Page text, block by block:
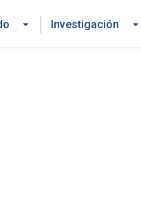
Investigación